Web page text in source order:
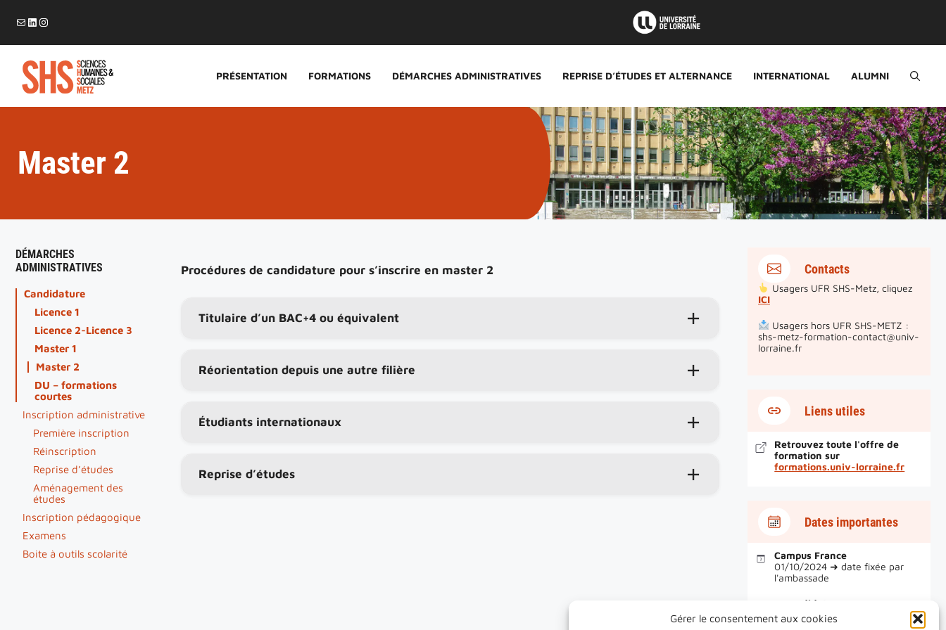
Gérer le consentement aux cookies
contenu
E-mailLinkedIn
Instagram
PRÉSENTATION FORMATIONS DÉMARCHES ADMINISTRATIVES REPRISE D’ÉTUDES ET ALTERNANCE INTERNATIONAL ALUMNI
Master 2
Procédures de candidature pour s’inscrire en master 2
Titulaire d’un BAC+4 ou équivalent
Réorientation depuis une autre filière
Étudiants internationaux
Reprise d’études
DÉMARCHES
ADMINISTRATIVES
Candidature
Licence 1
Licence 2-Licence 3
Master 1
Master 2
DU – formations
courtes
Inscription administrative
Première inscription
Réinscription
Reprise d’études
Aménagement des
études
Inscription pédagogique
Examens
Boite à outils scolarité
Contacts
Usagers UFR SHS-Metz, cliquez
ICI
Usagers hors UFR SHS-METZ :
shs-metz-formation-contact@univ-
lorraine.fr
Liens utiles
Retrouvez toute l'offre de
formation sur
formations.univ-lorraine.fr
Dates importantes
Campus France
01/10/2024 ➜ date fixée par
l'ambassade
e-candidat
15/03/2025 ➜ date indiquée sur
e-candidat